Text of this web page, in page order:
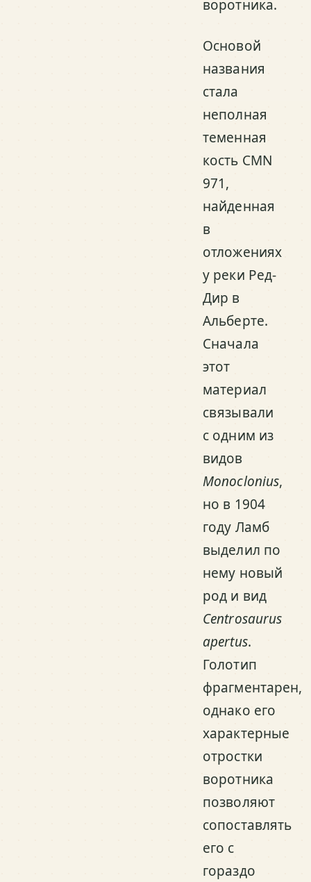
воротника.
Основой
названия
стала
неполная
теменная
кость CMN
971,
найденная
в
отложениях
у реки Ред-
Дир в
Альберте.
Сначала
этот
материал
связывали
с одним из
видов
Monoclonius,
но в 1904
году Ламб
выделил по
нему новый
род и вид
Centrosaurus
apertus.
Голотип
фрагментарен,
однако его
характерные
отростки
воротника
позволяют
сопоставлять
его с
гораздо